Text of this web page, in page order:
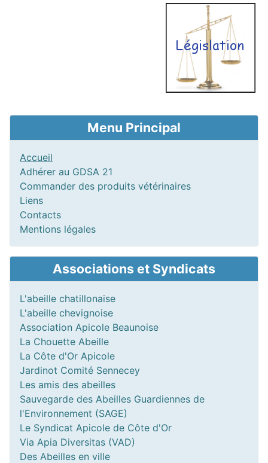
Menu Principal
Accueil
Adhérer au GDSA 21
Commander des produits vétérinaires
Liens
Contacts
Mentions légales
Associations et Syndicats
L'abeille chatillonaise
L'abeille chevignoise
Association Apicole Beaunoise
La Chouette Abeille
La Côte d'Or Apicole
Jardinot Comité Sennecey
Les amis des abeilles
Sauvegarde des Abeilles Guardiennes de
l'Environnement (SAGE)
Le Syndicat Apicole de Côte d'Or
Via Apia Diversitas (VAD)
Des Abeilles en ville